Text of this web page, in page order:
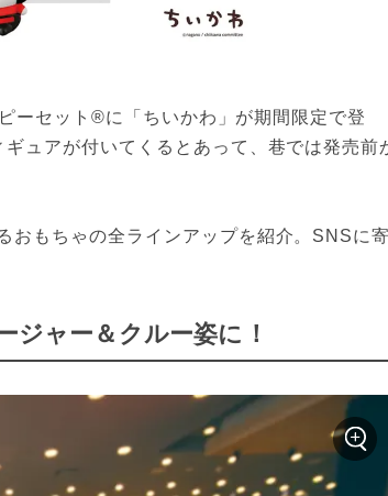
ーセット®に「ちいかわ」が期間限定で登
ュアが付いてくるとあって、巷では発売前
おもちゃの全ラインアップを紹介。SNSに寄
ャー＆クルー姿に！